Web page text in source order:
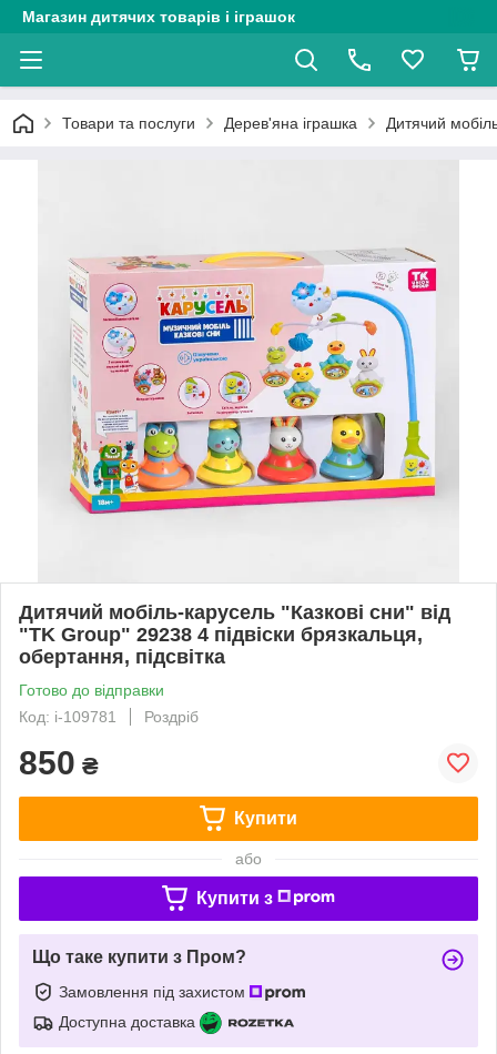
Магазин дитячих товарів і іграшок
Товари та послуги Дерев'яна іграшка Дитячий
Дитячий мобіль-карусель "Казкові сни" від
"TK Group" 29238 4 підвіски брязкальця,
обертання, підсвітка
Готово до відправки
Код: i-109781
Роздріб
850 ₴
Купити
або
Купити з
Що таке купити з Пром?
Замовлення під захистом
Доступна доставка